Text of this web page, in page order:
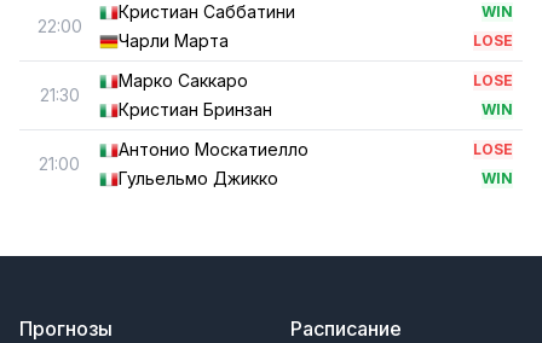
22:00
Кристиан Саббатини WIN
Чарли Марта LOSE
21:30
Марко Саккаро LOSE
Кристиан Бринзан WIN
21:00
Антонио Москатиелло LOSE
Гульельмо Джикко WIN
Прогнозы Расписание